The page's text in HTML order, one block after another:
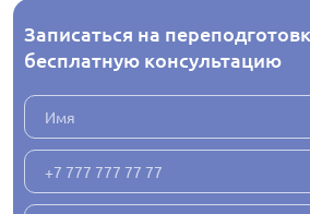
Записаться на
бесплатную консультацию